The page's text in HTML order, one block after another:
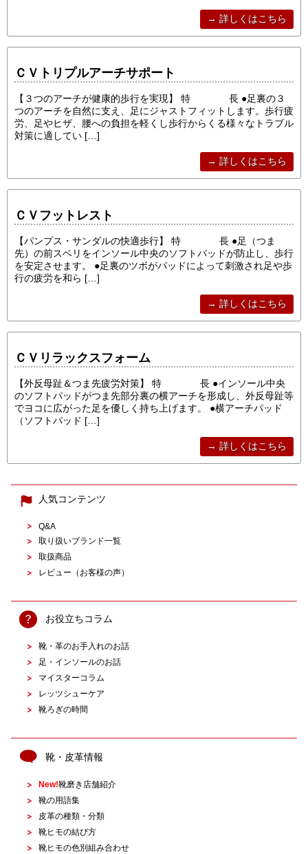
→ 詳しくはこちら
ＣＶトリプルアーチサポート
【３つのアーチが健康的歩行を実現】 特 長 ●足裏の３
つのアーチを自然に支え、足にジャストフィットします。歩行疲
労、足やヒザ、腰への負担を軽くし歩行からくる様々なトラブル
対策に適してい […]
→ 詳しくはこちら
ＣＶフットレスト
【パンプス・サンダルの快適歩行】 特 長 ●足（つま
先）の前スベリをインソール中央のソフトパッドが防止し、歩行
を安定させます。 ●足裏のツボがパッドによって刺激され足や歩
行の疲労を和ら […]
→ 詳しくはこちら
ＣＶリラックスフォーム
【外反母趾＆つま先疲労対策】 特 長 ●インソール中央
のソフトパッドがつま先部分裏の横アーチを形成し、外反母趾等
でヨコに広がった足を優しく持ち上げます。 ●横アーチパッド
（ソフトパッド […]
→ 詳しくはこちら
人気コンテンツ
Q&A
取り扱いブランド一覧
取扱商品
レビュー（お客様の声）
お役立ちコラム
靴・革のお手入れのお話
足・インソールのお話
マイスターコラム
レッツシューケア
靴ろぎの時間
靴・皮革情報
New!靴磨き店舗紹介
靴の用語集
皮革の種類・分類
靴ヒモの結び方
靴ヒモの色別組み合わせ